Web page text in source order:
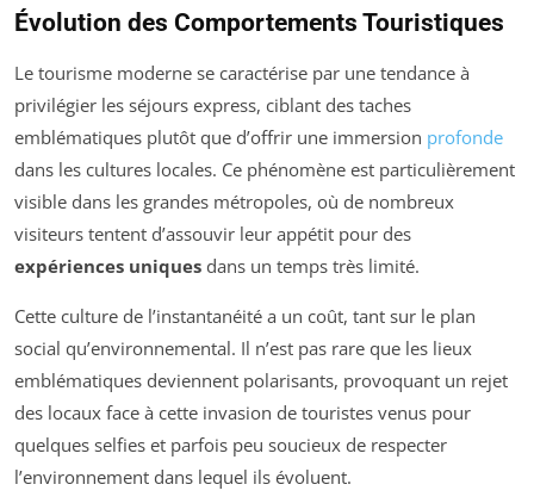
Évolution des Comportements Touristiques
Le tourisme moderne se caractérise par une tendance à
privilégier les séjours express, ciblant des taches
emblématiques plutôt que d’offrir une immersion profonde
dans les cultures locales. Ce phénomène est particulièrement
visible dans les grandes métropoles, où de nombreux
visiteurs tentent d’assouvir leur appétit pour des
expériences uniques dans un temps très limité.
Cette culture de l’instantanéité a un coût, tant sur le plan
social qu’environnemental. Il n’est pas rare que les lieux
emblématiques deviennent polarisants, provoquant un rejet
des locaux face à cette invasion de touristes venus pour
quelques selfies et parfois peu soucieux de respecter
l’environnement dans lequel ils évoluent.